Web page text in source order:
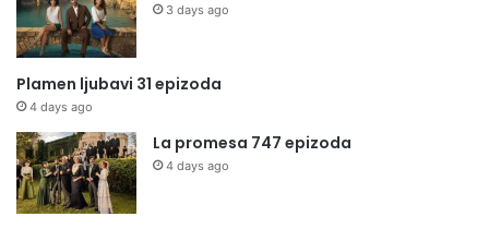
3 days ago
Plamen ljubavi 31 epizoda
4 days ago
La promesa 747 epizoda
4 days ago